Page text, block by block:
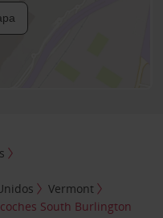
Vermont
South Burlington